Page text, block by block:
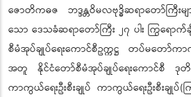
ဇောတိကဓဇ ဘဒ္ဒန္တဝိမလဗုဒ္ဓိဆရာတော်ကြီး
သော ဒေသခံဆရာတော်ကြီး ၂၇ ပါး ကြွရောက်ခ
စီမံအုပ်ချုပ်ရေးကောင်စီဥက္ကဋ္ဌ တပ်မတော်ကာ
အတူ နိုင်ငံတော်စီမံအုပ်ချုပ်ရေးကောင်စီ ဒု
ကာကွယ်ရေးဦးစီးချုပ် ကာကွယ်ရေးဦးစီးချု